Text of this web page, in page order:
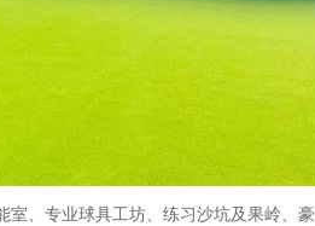
室、专业球具工坊、练习沙坑及果岭、豪